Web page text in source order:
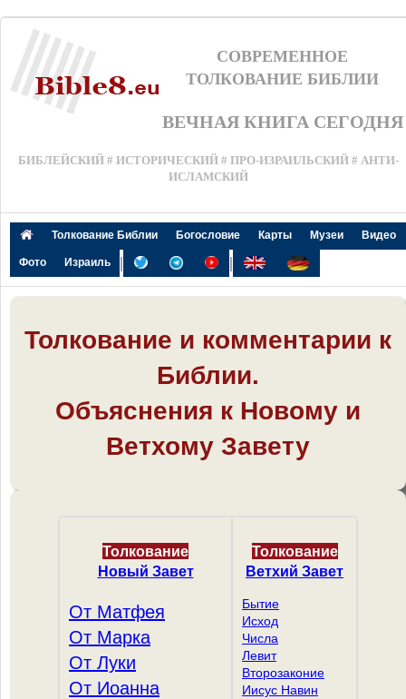
СОВРЕМЕННОЕ
ТОЛКОВАНИЕ БИБЛИИ
ВЕЧНАЯ КНИГА СЕГОДНЯ
БИБЛЕЙСКИЙ # ИСТОРИЧЕСКИЙ # ПРО-ИЗРАИЛЬСКИЙ # АНТИ-
ИСЛАМСКИЙ
Толкование Библии Богословие Карты Музеи Видео
Фото Израиль | |
Толкование и комментарии к
Библии.
Объяснения к Новому и
Ветхому Завету
Толкование
Новый Завет
От Матфея
От Марка
От Луки
От Иоанна
Толкование
Ветхий Завет
Бытие
Исход
Числа
Левит
Второзаконие
Иисус Навин